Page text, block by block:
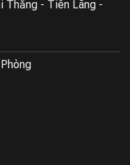
dài.
Thắng - Tiên Lãng -